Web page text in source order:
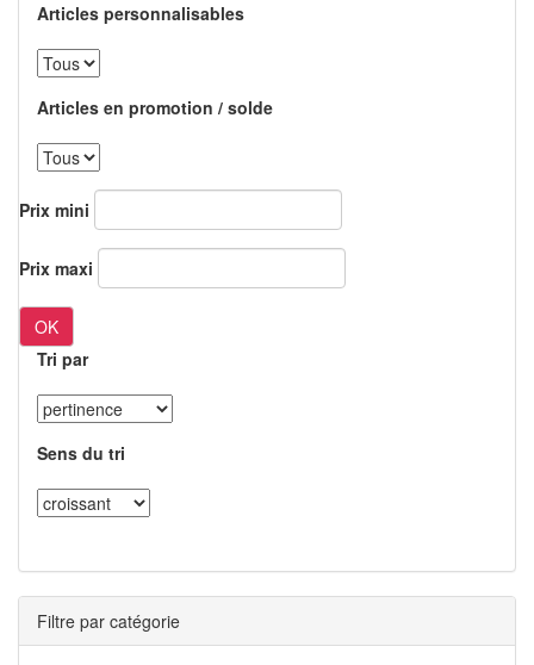
Articles personnalisables
Articles en promotion / solde
Prix mini
Prix maxi
OK
Tri par
Sens du tri
Filtre par catégorie